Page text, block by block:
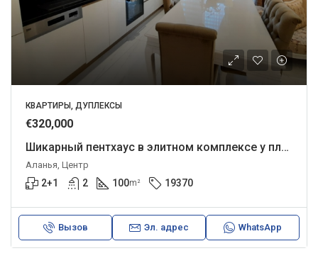
КВАРТИРЫ, ДУПЛЕКСЫ
€320,000
Шикарный пентхаус в элитном комплексе у пляжа Клеопатры.
Аланья, Центр
2+1 2 100m² 19370
Вызов Эл. адрес WhatsApp